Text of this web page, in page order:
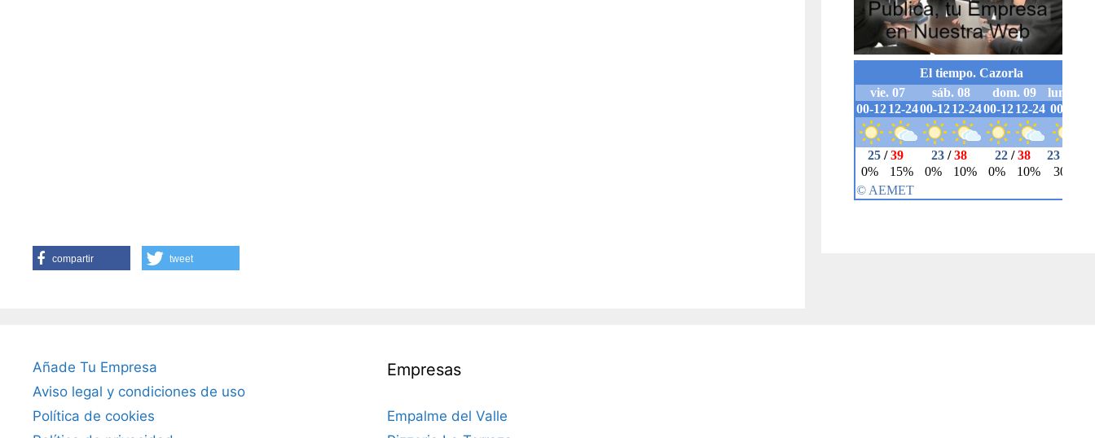
compartir tweet
Añade Tu Empresa
Aviso legal y condiciones de uso
Política de cookies
Empresas
Empalme del Valle